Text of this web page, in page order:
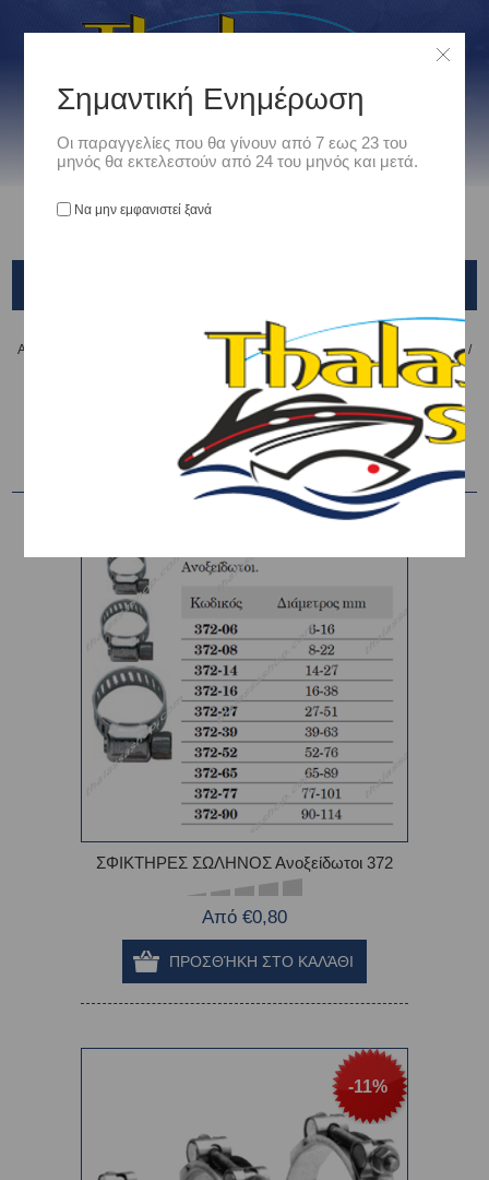
Αρχική Εξοπλισμος Κινητηρων / ΚΑΥΣΙΜΟ - ΕΞΟΠΛΙΣΜΟΣ /
ΣΦΙΚΤΗΡΕΣ
ΣΦΙΚΤΗΡΕΣ ΣΩΛΗΝΟΣ Ανοξείδωτοι 372
Από €0,80
-11%
Σημαντική Ενημέρωση
Οι παραγγελίες που θα γίνουν από 7 εως 23 του
μηνός θα εκτελεστούν από 24 του μηνός και μετά.
Να μην εμφανιστεί ξανά